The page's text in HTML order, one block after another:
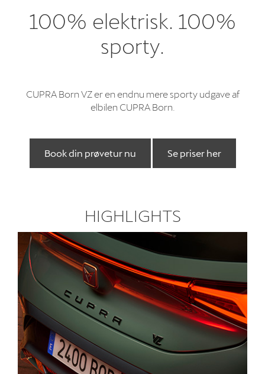
100% elektrisk. 100%
sporty.
CUPRA Born VZ er en endnu mere sporty udgave af
elbilen CUPRA Born.
Book din prøvetur nu Se priser her
HIGHLIGHTS